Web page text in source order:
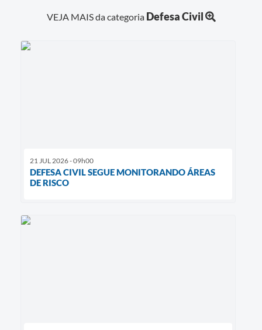
VEJA MAIS da categoria Defesa Civil
21 JUL 2026 - 09h00
DEFESA CIVIL SEGUE MONITORANDO ÁREAS
DE RISCO